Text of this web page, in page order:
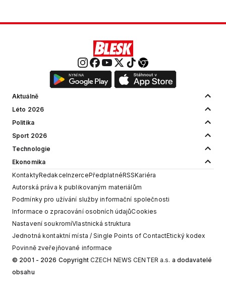
Aktuálně
Léto 2026
Politika
Sport 2026
Technologie
Ekonomika
KontaktyRedakceInzercePředplatnéRSSKariéra
Autorská práva k publikovaným materiálům
Podmínky pro užívání služby informační společnosti
Informace o zpracování osobních údajůCookies
Nastavení soukromíVlastnická struktura
Jednotná kontaktní místa / Single Points of ContactEtický kodex
Povinně zveřejňované informace
© 2001 - 2026 Copyright CZECH NEWS CENTER a.s. a dodavatelé
obsahu